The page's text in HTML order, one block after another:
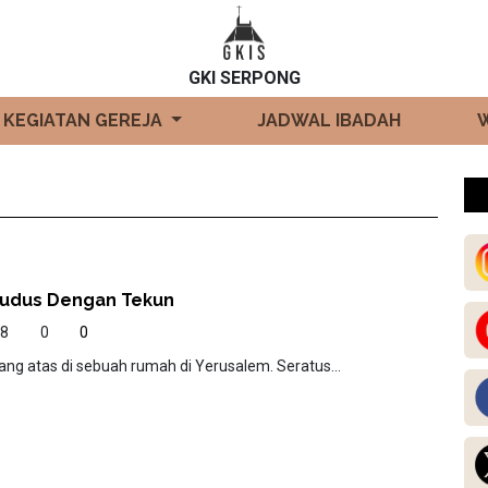
GKI SERPONG
KEGIATAN GEREJA JADWAL IBADAH
Dengan Tekun
0
0
atas di sebuah rumah di Yerusalem. Seratus...